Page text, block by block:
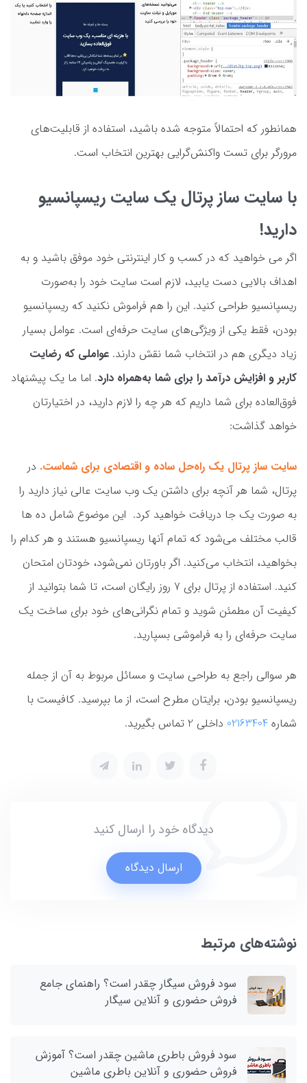
همانطور که احتمالاً متوجه شده باشید، استفاده از قابلیت‌های
مرورگر برای تست واکنش‌گرایی بهترین انتخاب است.
با سایت ساز پرتال یک سایت ریسپانسیو
دارید!
اگر می خواهید که در کسب و کار اینترنتی خود موفق باشید و به
اهداف بالایی دست یابید، لازم است سایت خود را به‌صورت
ریسپانسیو طراحی کنید. این را هم فراموش نکنید که ریسپانسیو
بودن، فقط یکی از ویژگی‌های سایت حرفه‌ای است. عوامل بسیار
زیاد دیگری هم در انتخاب شما نقش دارند. عواملی که رضایت
کاربر و افزایش درآمد را برای شما به‌همراه دارد. اما ما یک پیشنهاد
فوق‌العاده برای شما داریم که هر چه را لازم دارید، در اختیارتان
خواهد گذاشت:
سایت ساز پرتال یک راه‌حل ساده و اقتصادی برای شماست. در
پرتال، شما هر آنچه برای داشتن یک وب سایت عالی نیاز دارید را
به صورت یک جا دریافت خواهید کرد. این موضوع شامل ده ها
قالب مختلف می‌شود که تمام آنها ریسپانسیو هستند و هر کدام را
بخواهید، انتخاب می‌کنید. اگر باورتان نمی‌شود، خودتان امتحان
کنید. استفاده از پرتال برای 7 روز رایگان است، تا شما بتوانید از
کیفیت آن مطمئن شوید و تمام نگرانی‌های خود برای ساخت یک
سایت حرفه‌ای را به فراموشی بسپارید.
هر سوالی راجع به طراحی سایت و مسائل مربوط به آن از جمله
ریسپانسیو بودن، برایتان مطرح است، از ما بپرسید. کافیست با
شماره 02163404 داخلی 2 تماس بگیرید.
دیدگاه خود را ارسال کنید
ارسال دیدگاه
نوشته‌های مرتبط
سود فروش سیگار چقدر است؟ راهنمای جامع
فروش حضوری و آنلاین سیگار
سود فروش باطری ماشین چقدر است؟ آموزش
فروش حضوری و آنلاین باطری ماشین